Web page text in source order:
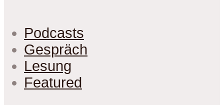
Podcasts
Gespräch
Lesung
Featured